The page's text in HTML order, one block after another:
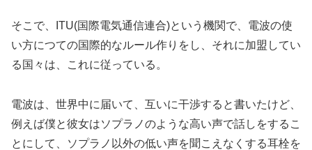
そこで、ITU(国際電気通信連合)という機関で、電波の使
い方につての国際的なルール作りをし、それに加盟してい
る国々は、これに従っている。
電波は、世界中に届いて、互いに干渉すると書いたけど、
例えば僕と彼女はソプラノのような高い声で話しをするこ
とにして、ソプラノ以外の低い声を聞こえなくする耳栓を